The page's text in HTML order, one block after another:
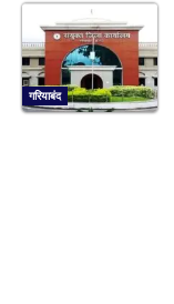
गरियाबंद